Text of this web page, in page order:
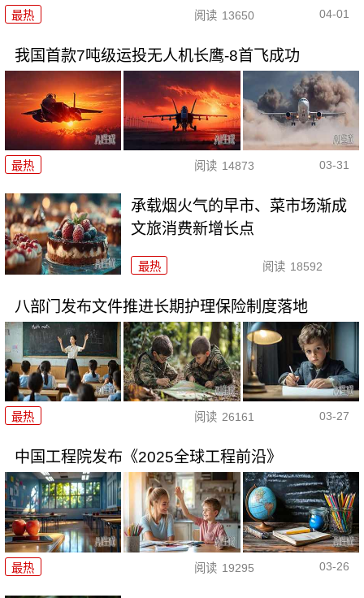
最热 阅读 13650 04-01
我国首款7吨级运投无人机长鹰-8首飞成功
最热 阅读 14873 03-31
承载烟火气的早市、菜市场渐成
文旅消费新增长点
最热 阅读 18592
八部门发布文件推进长期护理保险制度落地
最热 阅读 26161 03-27
中国工程院发布《2025全球工程前沿》
最热 阅读 19295 03-26